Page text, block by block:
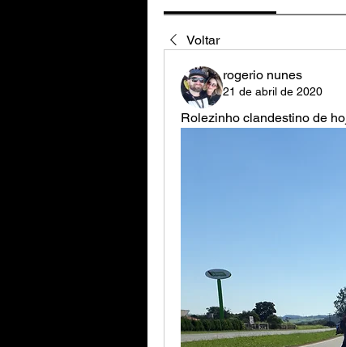
Voltar
rogerio nunes
21 de abril de 2020
Rolezinho clandestino de